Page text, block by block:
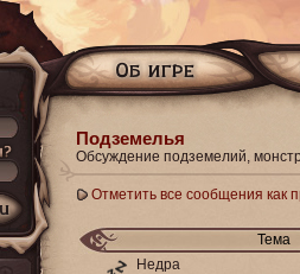
Подземелья
Обсуждение подземелий,
Отметить все сообщения как
Тема
Недра